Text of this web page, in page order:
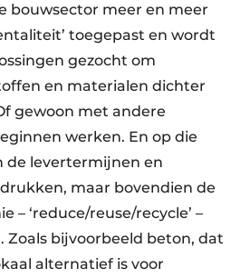
bouwsector meer en meer
toegepast en wordt
gezocht om
en materialen dichter
gewoon met andere
werken. En op die
de levertermijnen en
maar bovendien de
– ‘reduce/reuse/recycle’ –
Zoals bijvoorbeeld beton, dat
alternatief is voor